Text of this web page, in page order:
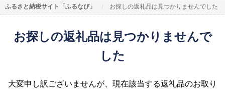
ふるさと納税サイト「ふるなび」 お探しの返礼品は見つかりませんでした
お探しの返礼品は見つかりませんで
した
大変申し訳ございませんが、現在該当する返礼品のお取り